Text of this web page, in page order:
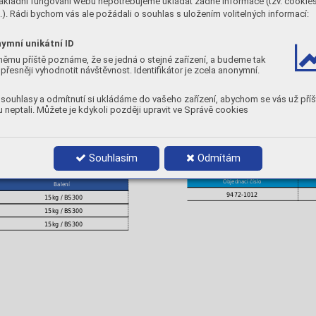
Rádi bychom vás ale požádali o souhlas s uložením volitelných informací:
unikátní ID
příště poznáme, že se jedná o stejné zařízení, a budeme tak
vyhodnotit návštěvnost. Identifikátor je zcela anonymní.
a odmítnutí si ukládáme do vašeho zařízení, abychom se vás už
neptali. Můžete je kdykoli později upravit ve Správě cookies
Souhlasím Odmítám
[ % ] [ J ]
> 30
RT
Balení
15kg / BS300
15kg / BS300
15kg / BS300
428
POLARITA:
DC+
PLYN:
M21
Objednací číslo
9472-1012